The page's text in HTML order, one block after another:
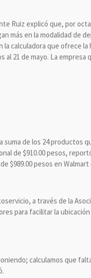
Ruiz explicó que, por
más en la modalidad de
la calculadora que ofrece la
21 de mayo. La empresa
suma de los 24 productos
de $910.00 pesos,
$989.00 pesos en
a través de la
para facilitar la
calculamos que